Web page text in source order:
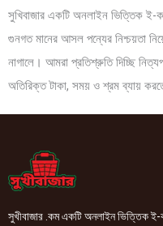
সুখিবাজার একটি অনলাইন ভিত্তিক ই-
গুনগত মানের আসল পন্যের নিশ্চয়তা
নাগালে। আমরা প্রতিশ্রুতি দিচ্ছি
অতিরিক্ত টাকা, সময় ও শ্রম ব্যায়
সুখীবাজার .কম একটি অনলাইন ভিত্তিক ই-